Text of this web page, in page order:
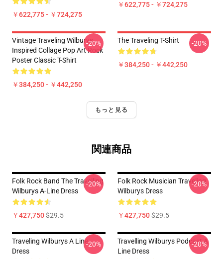
￥622,775 - ￥724,275
￥622,775 - ￥724,275
Vintage Traveling Wilburys
Inspired Collage Pop Art Rock
Poster Classic T-Shirt
￥384,250 - ￥442,250
-20% The Traveling T-Shirt
￥384,250 - ￥442,250
-20%
もっと見る
関連商品
Folk Rock Band The Travelling
Wilburys A-Line Dress
￥427,750$29.5
-20%
Folk Rock Musician Traveling
Wilburys Dress
￥427,750$29.5
-20%
Traveling Wilburys A Line
Dress
-20%
Travelling Wilburys Podcast A
Line Dress
-20%